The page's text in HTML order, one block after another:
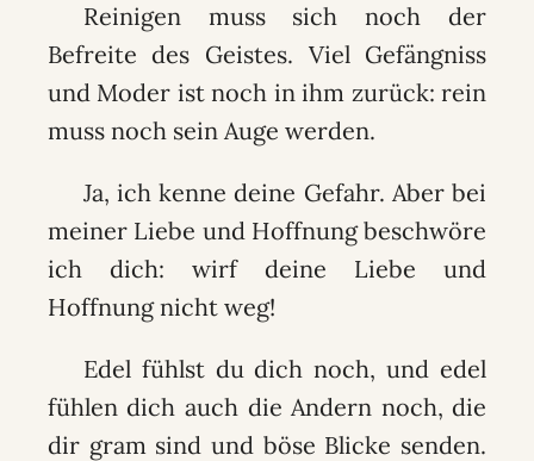
Reinigen muss sich noch der
Befreite des Geistes. Viel Gefängniss
und Moder ist noch in ihm zurück: rein
muss noch sein Auge werden.
Ja, ich kenne deine Gefahr. Aber bei
meiner Liebe und Hoffnung beschwöre
ich dich: wirf deine Liebe und
Hoffnung nicht weg!
Edel fühlst du dich noch, und edel
fühlen dich auch die Andern noch, die
dir gram sind und böse Blicke senden.